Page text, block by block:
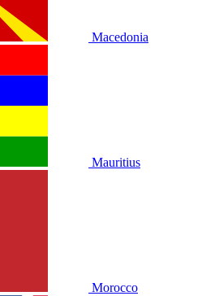
Macedonia
Mauritius
Morocco